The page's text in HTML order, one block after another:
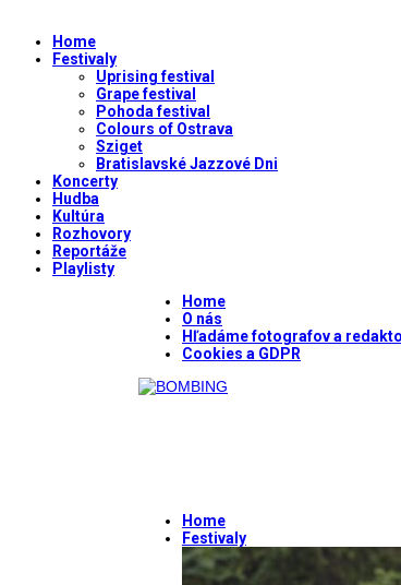
Home
Festivaly
Uprising festival
Grape festival
Pohoda festival
Colours of Ostrava
Sziget
Bratislavské Jazzové Dni
Koncerty
Hudba
Kultúra
Rozhovory
Reportáže
Playlisty
Home
O nás
Hľadáme fotografov a
Cookies a GDPR
Home
Festivaly